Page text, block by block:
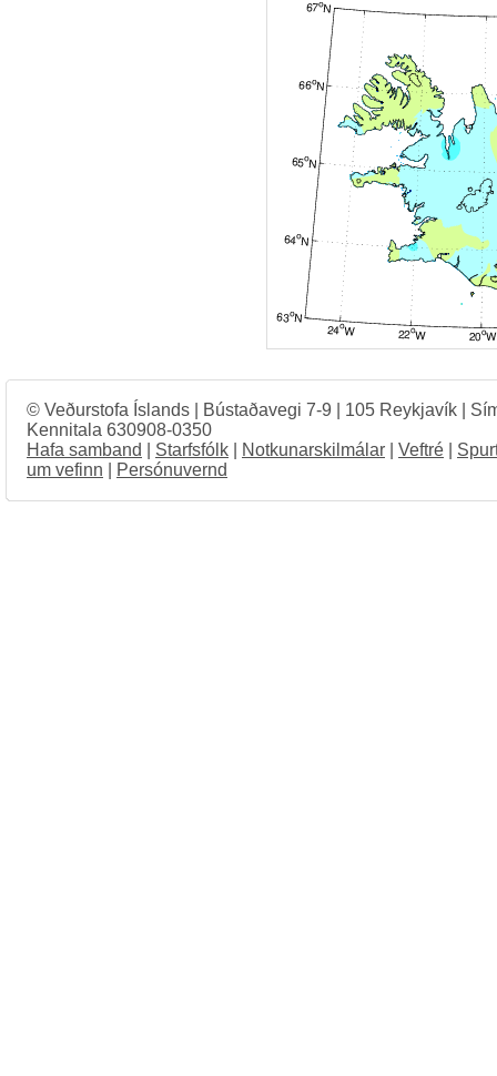
© Veðurstofa Íslands | Bústaðavegi 7-9 | 105 Reykjavík |
Kennitala 630908-0350
Hafa samband
Starfsfólk Notkunarskilmálar Veftré
um vefinn
Persónuvernd